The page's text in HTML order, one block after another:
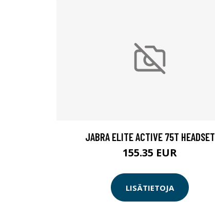
JABRA ELITE ACTIVE 75T HEADSET
155.35 EUR
LISÄTIETOJA